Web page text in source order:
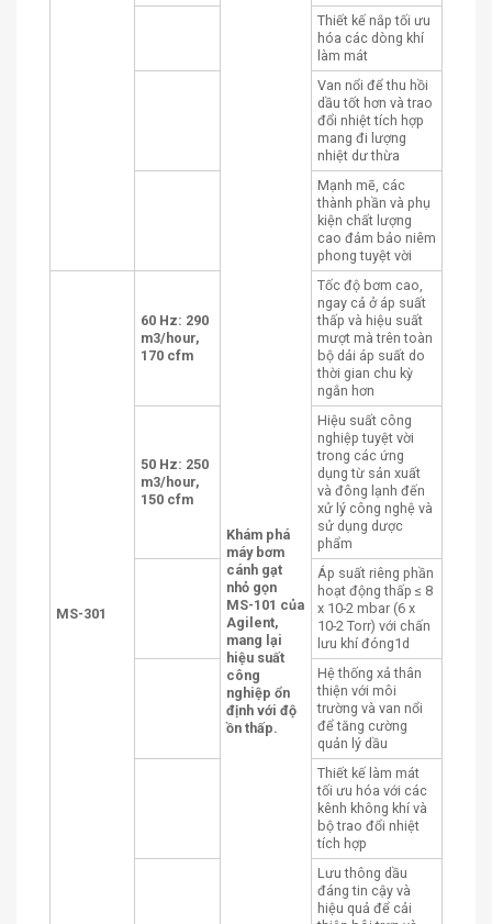
Khám phá
máy bơm
cánh gạt
nhỏ gọn
MS-101 của
Agilent,
mang lại
hiệu suất
công
nghiệp ổn
định với độ
ồn thấp.
Thiết kế nắp tối ưu
hóa các dòng khí
làm mát
Van nổi để thu hồi
dầu tốt hơn và trao
đổi nhiệt tích hợp
mang đi lượng
nhiệt dư thừa
Mạnh mẽ, các
thành phần và phụ
kiện chất lượng
cao đảm bảo niêm
phong tuyệt vời
MS-301
60 Hz: 290
m3/hour,
170 cfm
Tốc độ bơm cao,
ngay cả ở áp suất
thấp và hiệu suất
mượt mà trên toàn
bộ dải áp suất do
thời gian chu kỳ
ngắn hơn
50 Hz: 250
m3/hour,
150 cfm
Hiệu suất công
nghiệp tuyệt vời
trong các ứng
dụng từ sản xuất
và đông lạnh đến
xử lý công nghệ và
sử dụng dược
phẩm
Áp suất riêng phần
hoạt động thấp ≤ 8
x 10-2 mbar (6 x
10-2 Torr) với chấn
lưu khí đóng1d
Hệ thống xả thân
thiện với môi
trường và van nổi
để tăng cường
quản lý dầu
Thiết kế làm mát
tối ưu hóa với các
kênh không khí và
bộ trao đổi nhiệt
tích hợp
Lưu thông dầu
đáng tin cậy và
hiệu quả để cải